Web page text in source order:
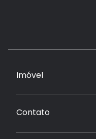
Imóvel
Contato